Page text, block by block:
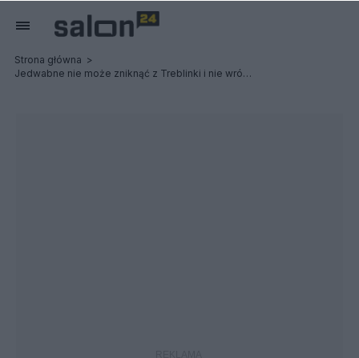
Strona główna
Jedwabne nie może zniknąć z Treblinki i nie wrócić do Jedwabnego